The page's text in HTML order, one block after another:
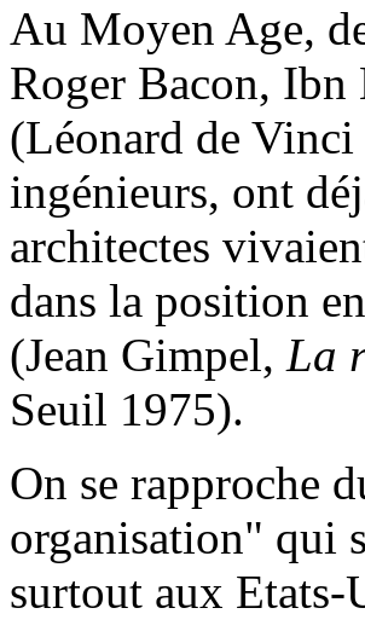
Au Moyen Age,
Roger Bacon,
(Léonard de
ingénieurs, ont
architectes
dans la position
(Jean Gimpel, La
Seuil 1975).
On se rapproche
organisation" qui
surtout aux